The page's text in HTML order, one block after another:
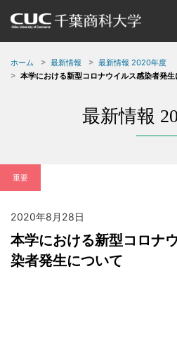
ホーム 最新情報
最新情報 2020年度
本学における新型コロナウイルス感染者発生
最新情報
重要
2020年8月28日
本学における新型コロナ
染者発生について